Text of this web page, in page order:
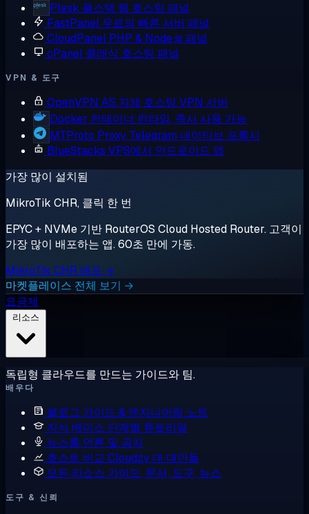
Plesk 풀스택 웹 호스팅 패널
FastPanel 무료의 빠른 서버 패널
CloudPanel PHP & Node.js 패널
cPanel 클래식 호스팅 패널
VPN & 도구
OpenVPN AS 자체 호스팅 VPN 서버
Docker 컨테이너 런타임, 즉시 사용 가능
MTProto Proxy Telegram 네이티브 프록시
BlueStacks VPS에서 안드로이드 앱
가장 많이 설치됨
MikroTik CHR, 클릭 한 번
EPYC + NVMe 기반 RouterOS Cloud Hosted Router. 고객이
가장 많이 배포하는 앱. 60초 만에 가동.
MikroTik CHR 배포 →
마켓플레이스 전체 보기 →
요금제
독립형 클라우드를 만드는 가이드와 팀.
배우다
블로그 가이드 & 엔지니어링 노트
지식 베이스 단계별 튜토리얼
뉴스룸 언론 및 공지
호스트 비교 Cloudzy 대 대안들
모든 리소스 가이드, 문서, 도구, 뉴스
도구 & 신뢰